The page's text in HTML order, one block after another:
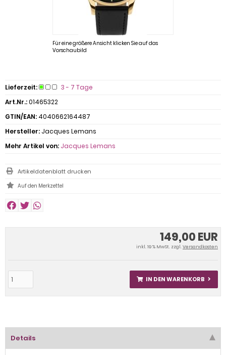
Für eine größere Ansicht klicken Sie auf das
Vorschaubild
149,00 EUR
inkl. 19 % MwSt. zzgl.Versandkosten
IN DEN WARENKORB
Lieferzeit:
3 - 7 Tage
Art.Nr.:01465322
GTIN/EAN: 4040662164487
Hersteller: Jacques Lemans
Mehr Artikel von: Jacques Lemans
Artikeldatenblatt drucken
Details